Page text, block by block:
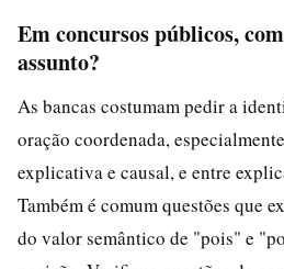
Em concursos públicos,
assunto?
As bancas costumam pedir a
oração coordenada,
explicativa e causal, e entre
Também é comum questões que
do valor semântico de "pois" e